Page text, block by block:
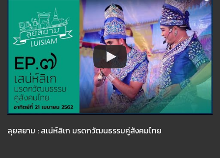
ลุยสยาม : สเน่ห์ลิเก มรดกวัฒนธรรมคู่สังคมไทย